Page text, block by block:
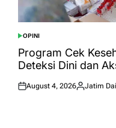
POSTED
IN
OPINI
Program Cek
Deteksi Dini dan
Posted
August 4, 2026
Posted
Jatim